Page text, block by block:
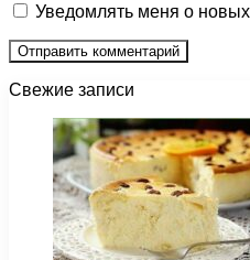
Уведомлять меня о новых
Свежие записи